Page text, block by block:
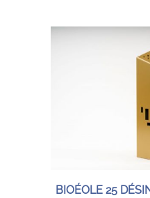
BIOÉOLE 25